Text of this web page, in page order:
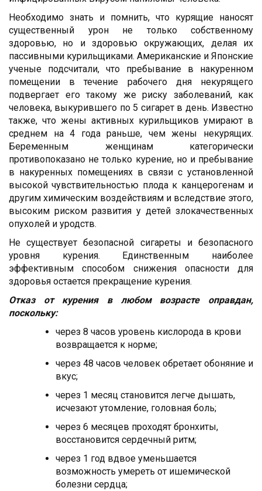
Необходимо знать и помнить, что курящие наносят
существенный урон не только собственному
здоровью, но и здоровью окружающих, делая их
пассивными курильщиками. Американские и Японские
ученые подсчитали, что пребывание в накуренном
помещении в течение рабочего дня некурящего
подвергает его такому же риску заболеваний, как
человека, выкурившего по 5 сигарет в день. Известно
также, что жены активных курильщиков умирают в
среднем на 4 года раньше, чем жены некурящих.
Беременным женщинам категорически
противопоказано не только курение, но и пребывание
в накуренных помещениях в связи с установленной
высокой чувствительностью плода к канцерогенам и
другим химическим воздействиям и вследствие этого,
высоким риском развития у детей злокачественных
опухолей и уродств.
Не существует безопасной сигареты и безопасного
уровня курения. Единственным наиболее
эффективным способом снижения опасности для
здоровья остается прекращение курения.
Отказ от курения в любом возрасте оправдан,
поскольку:
через 8 часов уровень кислорода в крови
возвращается к норме;
через 48 часов человек обретает обоняние и
вкус;
через 1 месяц становится легче дышать,
исчезают утомление, головная боль;
через 6 месяцев проходят бронхиты,
восстановится сердечный ритм;
через 1 год вдвое уменьшается
возможность умереть от ишемической
болезни сердца;